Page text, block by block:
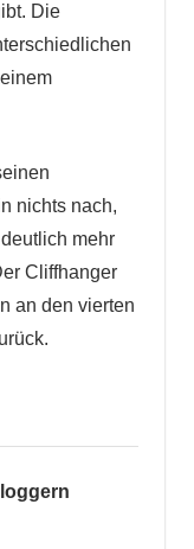
Die
nichts nach,
mehr
Cliffhanger
an den vierten